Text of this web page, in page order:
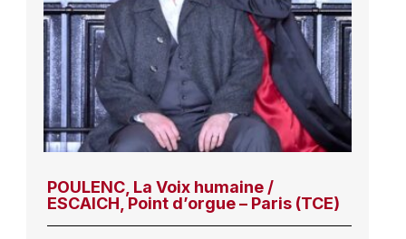
POULENC, La Voix humaine /
ESCAICH, Point d’orgue – Paris (TCE)